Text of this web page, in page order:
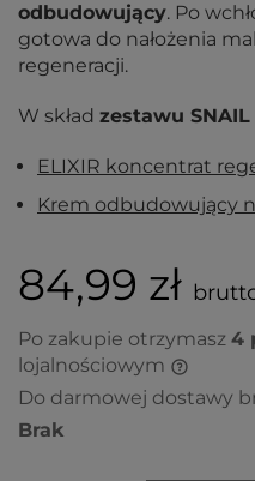
odbudowujący. Po
gotowa do nałożenia
regeneracji.
W skład zestawu SNAIL
ELIXIR koncentrat
Krem odbudowujący
84,99 zł
Po zakupie otrzymasz 4
lojalnościowym
Do darmowej dostawy
Brak